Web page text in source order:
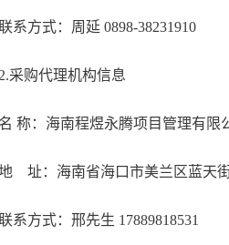
系方式：周延 0898-
2.采购代理机构信息
名 称：海南程煜永腾
址：海南省海口市美兰区蓝天
系方式：邢先生